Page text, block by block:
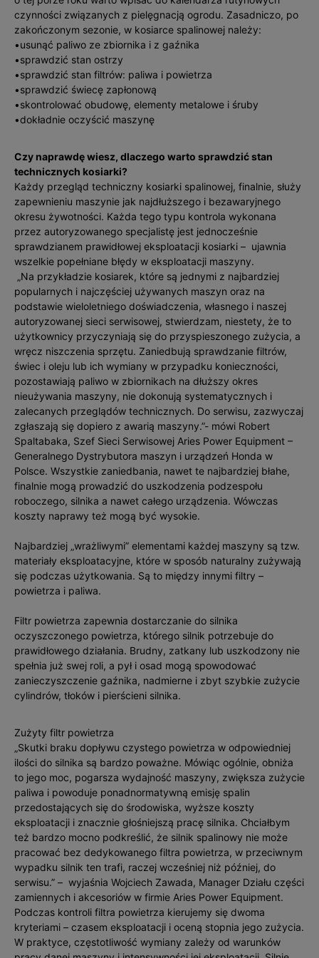
czynności związanych z pielęgnacją ogrodu. Zasadniczo, po
zakończonym sezonie, w kosiarce spalinowej należy:
•usunąć paliwo ze zbiornika i z gaźnika
•sprawdzić stan ostrzy
•sprawdzić stan filtrów: paliwa i powietrza
•sprawdzić świecę zapłonową
•skontrolować obudowę, elementy metalowe i śruby
•dokładnie oczyścić maszynę
Czy naprawdę wiesz, dlaczego warto sprawdzić stan
technicznych kosiarki?
Każdy przegląd techniczny kosiarki spalinowej, finalnie, służy
zapewnieniu maszynie jak najdłuższego i bezawaryjnego
okresu żywotności. Każda tego typu kontrola wykonana
przez autoryzowanego specjalistę jest jednocześnie
sprawdzianem prawidłowej eksploatacji kosiarki – ujawnia
wszelkie popełniane błędy w eksploatacji maszyny.
„Na przykładzie kosiarek, które są jednymi z najbardziej
popularnych i najczęściej używanych maszyn oraz na
podstawie wieloletniego doświadczenia, własnego i naszej
autoryzowanej sieci serwisowej, stwierdzam, niestety, że to
użytkownicy przyczyniają się do przyspieszonego zużycia, a
wręcz niszczenia sprzętu. Zaniedbują sprawdzanie filtrów,
świec i oleju lub ich wymiany w przypadku konieczności,
pozostawiają paliwo w zbiornikach na dłuższy okres
nieużywania maszyny, nie dokonują systematycznych i
zalecanych przeglądów technicznych. Do serwisu, zazwyczaj
zgłaszają się dopiero z awarią maszyny.”- mówi Robert
Spaltabaka, Szef Sieci Serwisowej Aries Power Equipment –
Generalnego Dystrybutora maszyn i urządzeń Honda w
Polsce. Wszystkie zaniedbania, nawet te najbardziej błahe,
finalnie mogą prowadzić do uszkodzenia podzespołu
roboczego, silnika a nawet całego urządzenia. Wówczas
koszty naprawy też mogą być wysokie.
Najbardziej „wrażliwymi” elementami każdej maszyny są tzw.
materiały eksploatacyjne, które w sposób naturalny zużywają
się podczas użytkowania. Są to między innymi filtry –
powietrza i paliwa.
Filtr powietrza zapewnia dostarczanie do silnika
oczyszczonego powietrza, którego silnik potrzebuje do
prawidłowego działania. Brudny, zatkany lub uszkodzony nie
spełnia już swej roli, a pył i osad mogą spowodować
zanieczyszczenie gaźnika, nadmierne i zbyt szybkie zużycie
cylindrów, tłoków i pierścieni silnika.
Zużyty filtr powietrza
„Skutki braku dopływu czystego powietrza w odpowiedniej
ilości do silnika są bardzo poważne. Mówiąc ogólnie, obniża
to jego moc, pogarsza wydajność maszyny, zwiększa zużycie
paliwa i powoduje ponadnormatywną emisję spalin
przedostających się do środowiska, wyższe koszty
eksploatacji i znacznie głośniejszą pracę silnika. Chciałbym
też bardzo mocno podkreślić, że silnik spalinowy nie może
pracować bez dedykowanego filtra powietrza, w przeciwnym
wypadku silnik ten trafi, raczej wcześniej niż później, do
serwisu.” – wyjaśnia Wojciech Zawada, Manager Działu części
zamiennych i akcesoriów w firmie Aries Power Equipment.
Podczas kontroli filtra powietrza kierujemy się dwoma
kryteriami – czasem eksploatacji i oceną stopnia jego zużycia.
W praktyce, częstotliwość wymiany zależy od warunków